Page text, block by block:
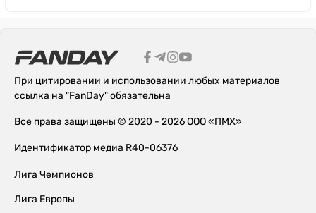
При цитировании и использовании любых материалов
ссылка на "FanDay" обязательна
Все права защищены © 2020 - 2026 ООО «ПМХ»
Идентификатор медиа R40-06376
Лига Чемпионов
Лига Европы